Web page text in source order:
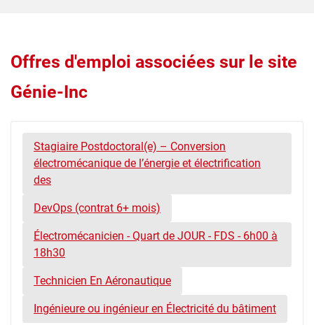
Offres d'emploi associées sur le site
Génie-Inc
Stagiaire Postdoctoral(e) – Conversion
électromécanique de l’énergie et électrification
des
DevOps (contrat 6+ mois)
Électromécanicien - Quart de JOUR - FDS - 6h00 à
18h30
Technicien En Aéronautique
Ingénieure ou ingénieur en Électricité du bâtiment